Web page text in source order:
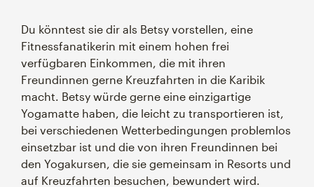
Du könntest sie dir als Betsy vorstellen, eine
Fitnessfanatikerin mit einem hohen frei
verfügbaren Einkommen, die mit ihren
Freundinnen gerne Kreuzfahrten in die Karibik
macht. Betsy würde gerne eine einzigartige
Yogamatte haben, die leicht zu transportieren ist,
bei verschiedenen Wetterbedingungen problemlos
einsetzbar ist und die von ihren Freundinnen bei
den Yogakursen, die sie gemeinsam in Resorts und
auf Kreuzfahrten besuchen, bewundert wird.